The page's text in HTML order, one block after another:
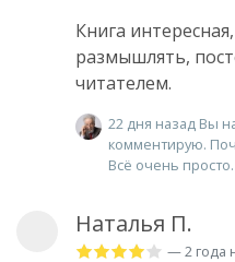
Книга
размышлять,
читателем.
22 дня назад Вы
комментирую.
Всё очень
Наталья П.
— 2 года